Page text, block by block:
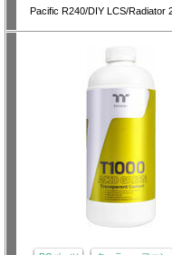
Pacific R240/DIY LCS/Radiator